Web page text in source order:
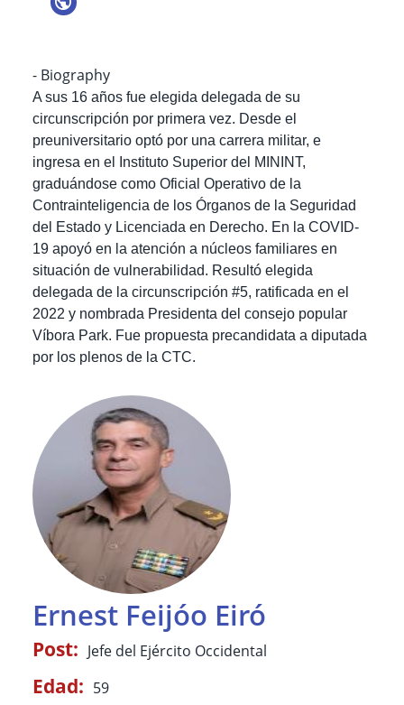
- Biography
A sus 16 años fue elegida delegada de su
circunscripción por primera vez. Desde el
preuniversitario optó por una carrera militar, e
ingresa en el Instituto Superior del MININT,
graduándose como Oficial Operativo de la
Contrainteligencia de los Órganos de la Seguridad
del Estado y Licenciada en Derecho. En la COVID-
19 apoyó en la atención a núcleos familiares en
situación de vulnerabilidad. Resultó elegida
delegada de la circunscripción #5, ratificada en el
2022 y nombrada Presidenta del consejo popular
Víbora Park. Fue propuesta precandidata a diputada
por los plenos de la CTC.
Ernest Feijóo Eiró
Post: Jefe del Ejército Occidental
Edad: 59